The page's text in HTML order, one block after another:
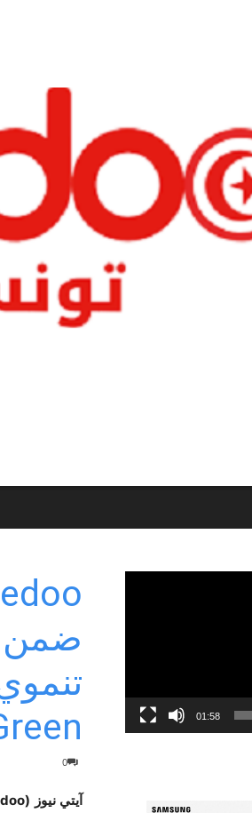
ضمن
0
آيتي نيوز (Ooredoo تونس) –
01:58